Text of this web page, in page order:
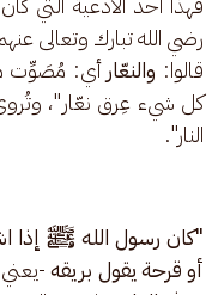
رضي الله تبارك وتعالى
قالوا: والنعّار أي: مُصَوِّت
كل شيء عِرق نعّار"،
النار".
"كان رسول الله ﷺ إذا
أو قرحة يقول بريقه -